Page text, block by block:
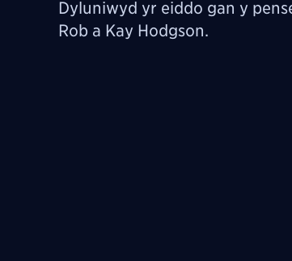
Dyluniwyd yr eiddo gan y
Rob a Kay Hodgson.